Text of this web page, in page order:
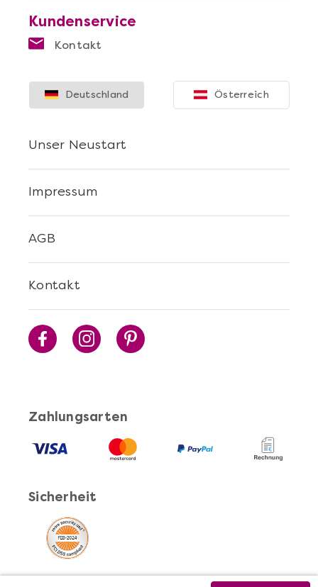
Kundenservice
Kontakt
Zahlungsarten
Sicherheit
Kontakt
AGB
Impressum
Unser Neustart
Deutschland Österreich